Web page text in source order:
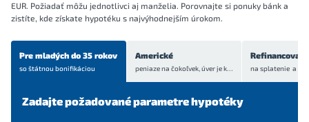
EUR. Požiadať môžu jednotlivci aj manželia. Porovnajte si ponuky bánk a
zistíte, kde získate hypotéku s najvýhodnejším úrokom.
Pre mladých do 35 rokov
so štátnou bonifikáciou
Americké
peniaze na čokoľvek, úver jekrytý bytom alebo domom
Zadajte požadované parametre hypotéky